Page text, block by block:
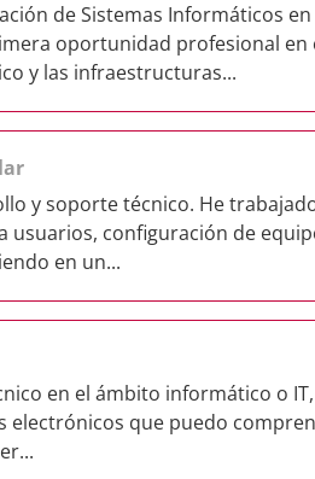
de Sistemas Informáticos en
oportunidad profesional en
y las infraestructuras...
y soporte técnico. He
usuarios, configuración de
en un...
en el ámbito informático o
electrónicos que puedo